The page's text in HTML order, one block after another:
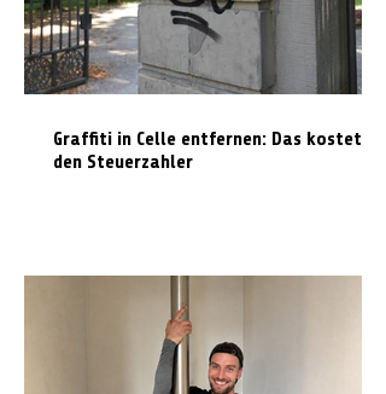
Graffiti in Celle entfernen: Das kostet es
den Steuerzahler